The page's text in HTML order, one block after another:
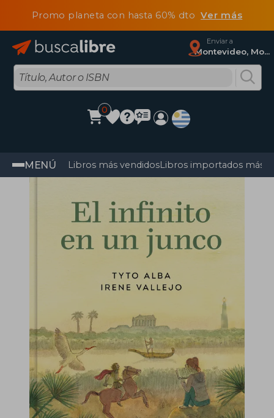
Promo planeta con hasta 60% dtoVer más
Enviar a
Montevideo, Montevideo
0
MENÚ Libros más vendidosLibros importados más